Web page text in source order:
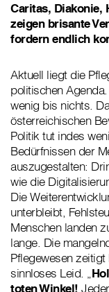
Caritas, Diakonie,
zeigen brisante
fordern endlich
Aktuell liegt die
politischen
wenig bis nichts.
österreichischen
Politik tut indes
Bedürfnissen der
auszugestalten:
wie die
Die
unterbleibt,
Menschen landen
lange. Die
Pflegewesen
sinnloses Leid. „
toten Winkel!